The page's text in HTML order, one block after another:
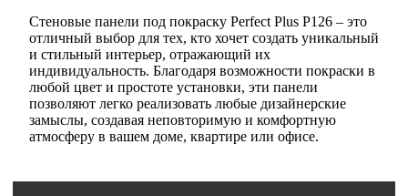
Стеновые панели под покраску Perfect Plus P126 – это
отличный выбор для тех, кто хочет создать уникальный
и стильный интерьер, отражающий их
индивидуальность. Благодаря возможности покраски в
любой цвет и простоте установки, эти панели
позволяют легко реализовать любые дизайнерские
замыслы, создавая неповторимую и комфортную
атмосферу в вашем доме, квартире или офисе.